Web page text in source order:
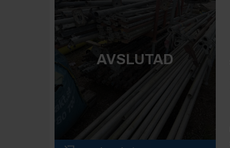
AVSLUTAD